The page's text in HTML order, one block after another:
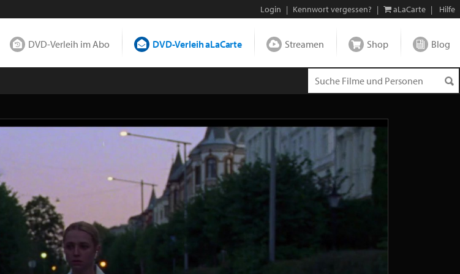
Login | Kennwort vergessen? | aLaCarte | Hilfe
DVD-Verleih im Abo DVD-Verleih aLaCarte Streamen Shop Blog